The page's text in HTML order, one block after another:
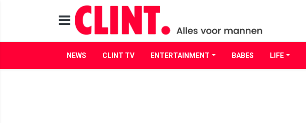
NEWS CLINT TV ENTERTAINMENT BABES LIFE